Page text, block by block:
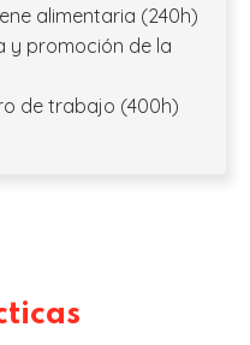
alimentaria (240h)
y promoción de la
de trabajo (400h)